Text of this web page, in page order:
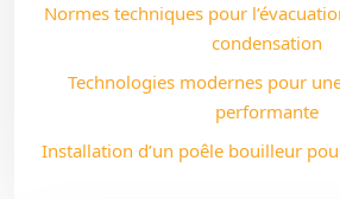
Normes techniques pour
condensation
Technologies modernes pour
performante
Installation d’un poêle bouilleur